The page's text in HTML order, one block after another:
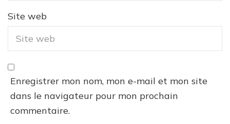
Site web
Enregistrer mon nom, mon e-mail et mon site
dans le navigateur pour mon prochain
commentaire.